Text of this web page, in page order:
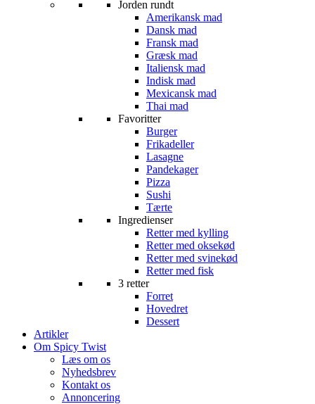
Jorden rundt
Amerikansk mad
Dansk mad
Fransk mad
Græsk mad
Italiensk mad
Indisk mad
Mexicansk mad
Thai mad
Favoritter
Burger
Frikadeller
Lasagne
Pandekager
Pizza
Sushi
Tærte
Ingredienser
Retter med kylling
Retter med oksekød
Retter med svinekød
Retter med fisk
3 retter
Forret
Hovedret
Dessert
Artikler
Om Spicy Twist
Læs om os
Nyhedsbrev
Kontakt os
Annoncering